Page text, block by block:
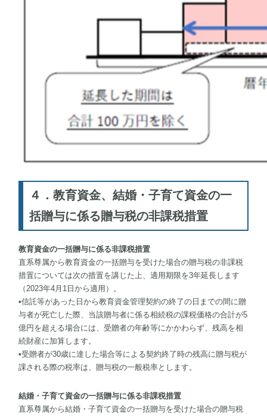
４．教育資金、結婚・子育て資金の一
括贈与に係る贈与税の非課税措置
教育資金の一括贈与に係る非課税措置
直系尊属から教育資金の一括贈与を受けた場合の贈与税の非課税
措置については次の措置を講じた上、適用期限を3年延長します
（2023年4月1日から適用）。
•信託等があった日から教育資金管理契約の終了の日までの間に贈
与者が死亡した際、当該贈与者に係る相続税の課税価格の合計が5
億円を超える場合には、受贈者の年齢等にかかわらず、残高を相
続財産に加算します。
•受贈者が30歳に達した場合等による契約終了時の残高に贈与税が
課される際の税率は、贈与税の一般税率とします。
結婚・子育て資金の一括贈与に係る非課税措置
直系尊属から結婚・子育て資金の一括贈与を受けた場合の贈与税